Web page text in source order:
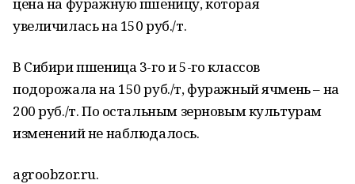
увеличилась на 150 руб./т.
В Сибири пшеница 3-го и 5-го классов
подорожала на 150 руб./т, фуражный ячмень – на
200 руб./т. По остальным зерновым культурам
изменений не наблюдалось.
agroobzor.ru.